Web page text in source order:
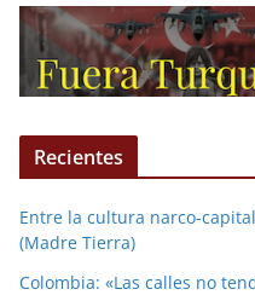
Recientes
Entre la cultura narco-
(Madre Tierra)
Colombia: «Las calles no